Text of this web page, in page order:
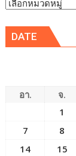
DATE
อา. จ.
1
7
8
14
15